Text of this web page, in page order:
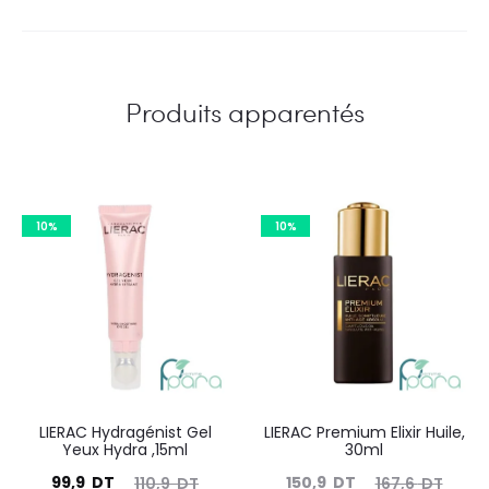
Produits apparentés
10%
LIERAC Hydragénist Gel
Yeux Hydra ,15ml
110,9DT
Le
99,9 DT
10%
LIERAC Premium Elixir Huile,
30ml
167,6DT
Le
150,9 DT
Le